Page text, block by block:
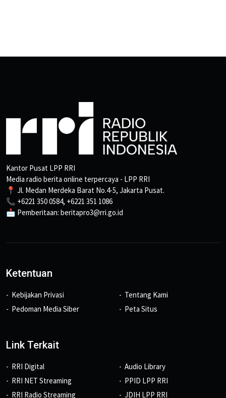
Kantor Pusat LPP RRI
Media radio berita online terpercaya - LPP RRI
📍 Jl. Medan Merdeka Barat No.4-5, Jakarta Pusat.
📞 +6221 350 0584, +6221 351 1086
📩 Pemberitaan: beritapro3@rri.go.id
Ketentuan
Kebijakan Privasi
Pedoman Media Siber
Tentang Kami
Peta Situs
Link Terkait
RRI Digital
RRI NET Streaming
RRI Radio Streaming
Audio Library
PPID LPP RRI
JDIH LPP RRI